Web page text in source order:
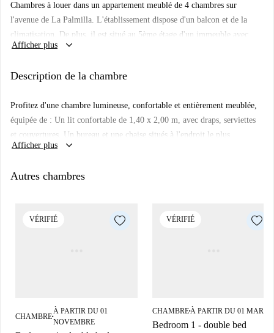
Chambres à louer dans un appartement meublé de 4 chambres sur
l'avenue de La Palmilla. L'établissement dispose d'un balcon et de la
climatisation. De plus, il est situé au 5ème étage d'un immeuble avec
ascenseur.
130 m2 offre une atmosphère contemporaine et accueillante pour votre
dégagée sur la ville, parfaite pour se détendre ou profiter de l'horizon de
Malaga !
Afficher plus keyboard_arrow_down
Description de la chambre
Profitez d'une chambre lumineuse, confortable et entièrement meublée,
équipée de : Un lit confortable de 1,40 x 2,00 m, avec draps, serviettes
et couvertures. Un bureau et une chaise situés à l'endroit le plus
ensoleillé de la pièce, créant un environnement d'étude ou de travail
Afficher plus keyboard_arrow_down
Autres chambres
VÉRIFIÉ
CHAMBRE■
À PARTIR DU 01
NOVEMBRE
VÉRIFIÉ
CHAMBRE■À PARTIR DU 01 MARS
Bedroom 1 - double bed